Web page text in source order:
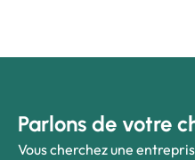
Parlons de votre
Vous cherchez une